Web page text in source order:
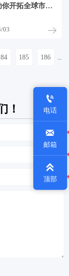
开拓全球市
03
185 186
！

电话

邮箱

顶部